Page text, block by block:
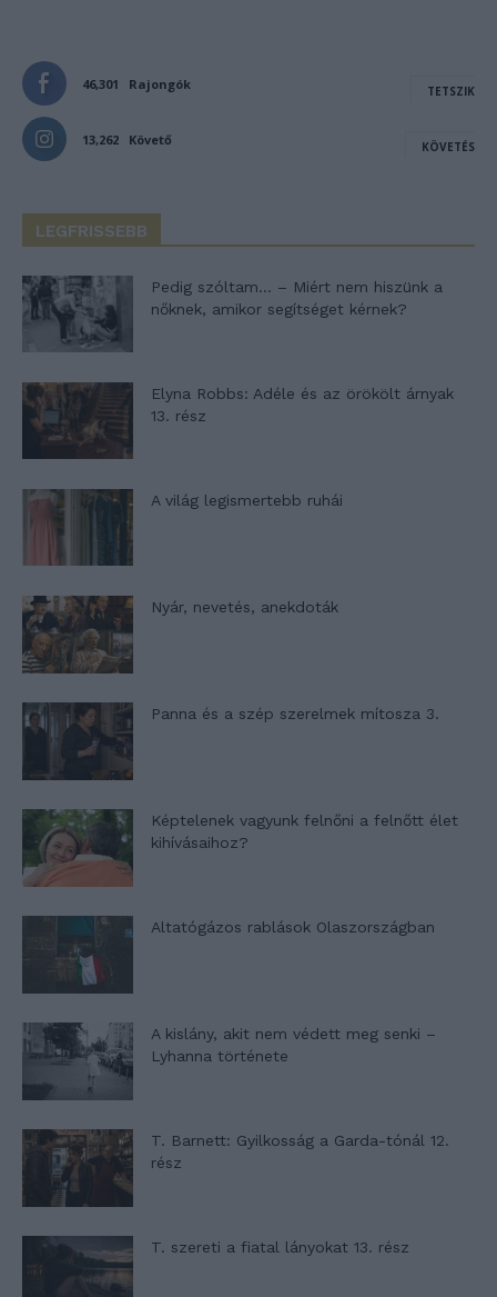
46,301 Rajongók TETSZIK
13,262 Követő KÖVETÉS
LEGFRISSEBB
Pedig szóltam… – Miért nem hiszünk a
nőknek, amikor segítséget kérnek?
Elyna Robbs: Adéle és az örökölt árnyak
13. rész
A világ legismertebb ruhái
Nyár, nevetés, anekdoták
Panna és a szép szerelmek mítosza 3.
Képtelenek vagyunk felnőni a felnőtt élet
kihívásaihoz?
Altatógázos rablások Olaszországban
A kislány, akit nem védett meg senki –
Lyhanna története
T. Barnett: Gyilkosság a Garda-tónál 12.
rész
T. szereti a fiatal lányokat 13. rész